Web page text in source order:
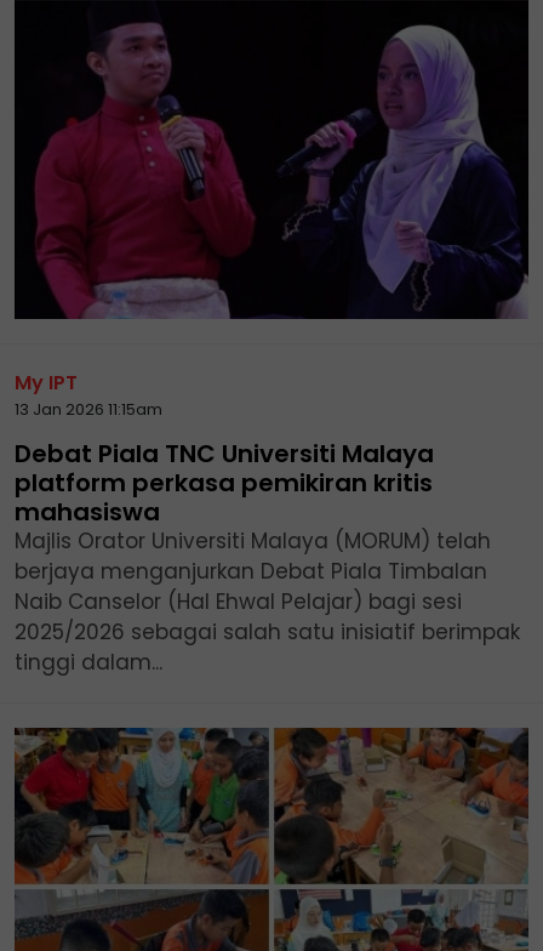
My IPT
13 Jan 2026 11:15am
Debat Piala TNC Universiti Malaya
platform perkasa pemikiran kritis
mahasiswa
Majlis Orator Universiti Malaya (MORUM) telah
berjaya menganjurkan Debat Piala Timbalan
Naib Canselor (Hal Ehwal Pelajar) bagi sesi
2025/2026 sebagai salah satu inisiatif berimpak
tinggi dalam...